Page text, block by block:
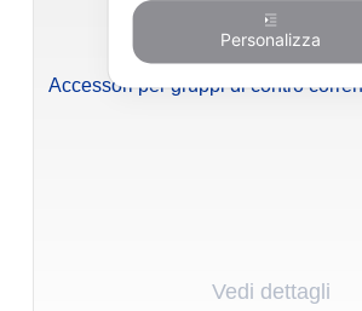
MANIGLIONI
Accessori per gruppi di contro
Vedi dettagli
Personalizza